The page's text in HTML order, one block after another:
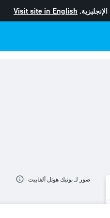
Visit site in English
صور لـ بوتيك هوتل ألفابيت